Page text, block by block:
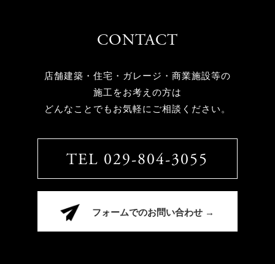
CONTACT
店舗建築・住宅・ガレージ・商業施設等の
施工をお考えの方は
どんなことでもお気軽にご相談ください。
TEL 029-804-3055
フォームでのお問い合わせ →